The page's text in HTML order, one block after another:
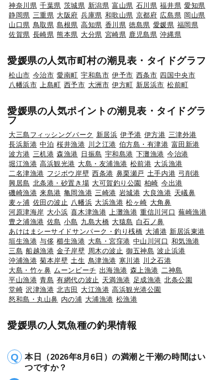
神奈川県 千葉県 茨城県 新潟県 富山県 石川県 福井県 愛知県
静岡県 三重県 大阪府 兵庫県 和歌山県 京都府 広島県 岡山県
山口県 鳥取県 島根県 高知県 香川県 徳島県 愛媛県 福岡県
佐賀県 長崎県 熊本県 大分県 宮崎県 鹿児島県 沖縄県
愛媛県の人気市町村の潮見表・タイドグラフ
松山市 今治市 愛南町 宇和島市 伊予市 西条市 四国中央市
八幡浜市
上島町 西予市 大洲市 伊方町 新居浜市 松前町
愛媛県の人気ポイントの潮見表・タイドグラ
フ
大三島フィッシングパーク 新居浜 伊予港 伊方港 三津外港
長浜新港 中泊 桜井漁港 川之江港 伯方島・有津港 富田新港
波方港 三机港 森漁港 日振島 宇和島港 下灘漁港 今治港
堀江漁港 高浜観光港 大島・友浦漁港 松前港 大浜漁港
二名津漁港 フジボウ岸壁 西条港 鼻栗瀬戸 土手内港 弓削港
興居島 北条港・砂置き場 大可賀釣り公園 柏崎 今出港
磯崎漁港 来島港 亀岡漁港 三崎港 岩城港 大良漁港 天嶬鼻
麦ヶ浦 佐田の波止 八幡浜 大浜漁港 松ヶ崎 大角鼻
河原津海岸 大小浜 喜木津漁港 上灘漁港 重信川河口 蕪崎漁港
豊之浦漁港 佐島 小島 九島大橋 大猿島 白石ノ鼻
あけはまシーサイドサンパーク・釣り桟橋 大浦港 新居浜東港
垣生漁港 与侈 櫛生漁港 大島・宮窪港 中山川河口 和気漁港
三島 船越漁港 金子岸壁 周木の波止 御五神島 波止浜港
沖浦漁港 菊本岸壁 土生 鳥津漁港 寒川港 川之石港
大島・竹ヶ鼻 ムーンビーチ 出海漁港 森上漁港 二神島
平山漁港 青島 有網代の波止 天満漁港 足成漁港 北条公園
堂崎 沢津漁港 北吉田 大江漁港 高浜観光港公園
怒和島・丸山鼻 内の浦 大浦漁港 松漁港
愛媛県の人気魚種の釣果情報
本日（2026年8月6日）の満潮と干潮の時間はい
つですか？